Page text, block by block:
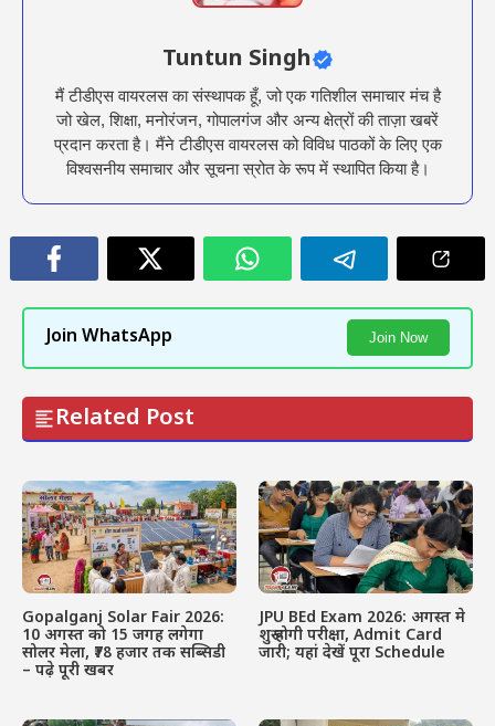
Tuntun Singh
मैं टीडीएस वायरलस का संस्थापक हूँ, जो एक गतिशील समाचार मंच है
जो खेल, शिक्षा, मनोरंजन, गोपालगंज और अन्य क्षेत्रों की ताज़ा खबरें
प्रदान करता है। मैंने टीडीएस वायरलस को विविध पाठकों के लिए एक
विश्वसनीय समाचार और सूचना स्रोत के रूप में स्थापित किया है।
Join WhatsApp Join Now
Related Post
Gopalganj Solar Fair 2026:
10 अगस्त को 15 जगह लगेगा
सोलर मेला, ₹78 हजार तक सब्सिडी
– पढ़े पूरी खबर
JPU BEd Exam 2026: अगस्त मे
शुरू होगी परीक्षा, Admit Card
जारी; यहां देखें पूरा Schedule